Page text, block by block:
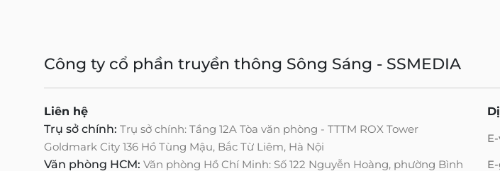
Công ty cổ phần truyền thông Sông Sáng - SSMEDIA
Liên hệ
Trụ sở chính: Trụ sở chính: Tầng 12A Tòa văn phòng - TTTM ROX Tower
Goldmark City 136 Hồ Tùng Mậu, Bắc Từ Liêm, Hà Nội
Văn phòng HCM: Văn phòng Hồ Chí Minh: Số 122 Nguyễn Hoàng, phường Bình